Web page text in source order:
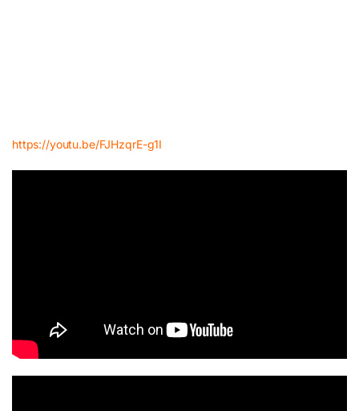
https://youtu.be/FJHzqrE-g1I